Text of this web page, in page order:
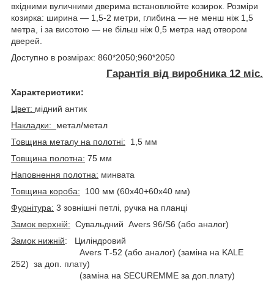
вхідними вуличними дверима встановлюйте козирок. Розміри
козирка: ширина — 1,5-2 метри, глибина — не менш ніж 1,5
метра, і за висотою — не більш ніж 0,5 метра над отвором
дверей.
Доступно в розмірах: 860*2050;960*2050
Гарантія від виробника 12 міс.
Характеристики:
Цвет: мідний антик
Накладки: метал/метал
Товщина металу на полотні: 1,5 мм
Товщина полотна: 75 мм
Наповнення полотна: минвата
Товщина короба: 100 мм (60х40+60х40 мм)
Фурнітура: 3 зовнішні петлі, ручка на планці
Замок верхній: Сувальдний Аvers 96/S6 (або аналог)
Замок нижній: Циліндровий
Avers Т-52 (або аналог) (заміна на KALE
252) за доп. плату)
(заміна на SECUREMME за доп.плату)